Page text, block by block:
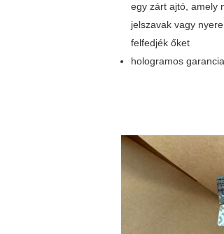
egy zárt ajtó, amely
jelszavak vagy
felfedjék őket
hologramos